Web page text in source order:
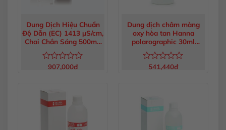
Dung Dịch Hiệu Chuẩn
Độ Dẫn (EC) 1413 µS/cm,
Chai Chắn Sáng 500mL
HI6031
Được
0
5
sao
907,000đ
Dung dịch châm màng
oxy hòa tan Hanna
polarographic 30ml
HI7041S
Được
5
sao
541,440đ